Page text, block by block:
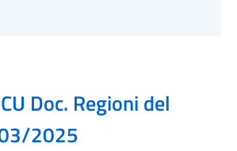
Doc. Regioni del
2025